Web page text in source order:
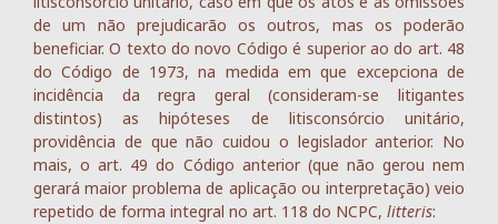
de um não prejudicarão os outros, mas os poderão
beneficiar. O texto do novo Código é superior ao do art. 48
do Código de 1973, na medida em que excepciona de
incidência da regra geral (consideram-se litigantes
distintos) as hipóteses de litisconsórcio unitário,
providência de que não cuidou o legislador anterior. No
mais, o art. 49 do Código anterior (que não gerou nem
gerará maior problema de aplicação ou interpretação) veio
repetido de forma integral no art. 118 do NCPC, litteris: